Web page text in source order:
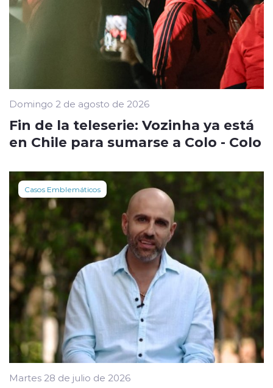
Domingo 2 de agosto de 2026
Fin de la teleserie: Vozinha ya está
en Chile para sumarse a Colo - Colo
Casos Emblemáticos
Martes 28 de julio de 2026